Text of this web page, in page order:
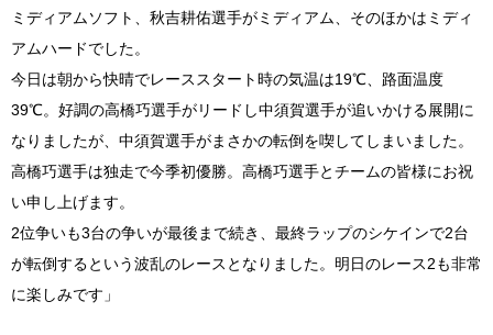
ミディアムソフト、秋吉耕佑選手がミディアム、そのほかはミディ
アムハードでした。
今日は朝から快晴でレーススタート時の気温は19℃、路面温度
39℃。好調の高橋巧選手がリードし中須賀選手が追いかける展開に
なりましたが、中須賀選手がまさかの転倒を喫してしまいました。
高橋巧選手は独走で今季初優勝。高橋巧選手とチームの皆様にお祝
い申し上げます。
2位争いも3台の争いが最後まで続き、最終ラップのシケインで2台
が転倒するという波乱のレースとなりました。明日のレース2も非常
に楽しみです」